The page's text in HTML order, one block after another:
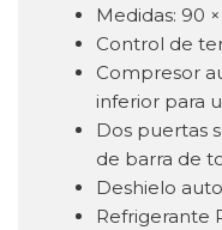
Medidas: 90
Control de
Compresor
inferior para
Dos puertas
de barra de
Deshielo
Refrigerante